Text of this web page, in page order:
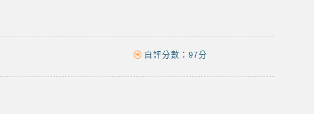
自評分數： 97分